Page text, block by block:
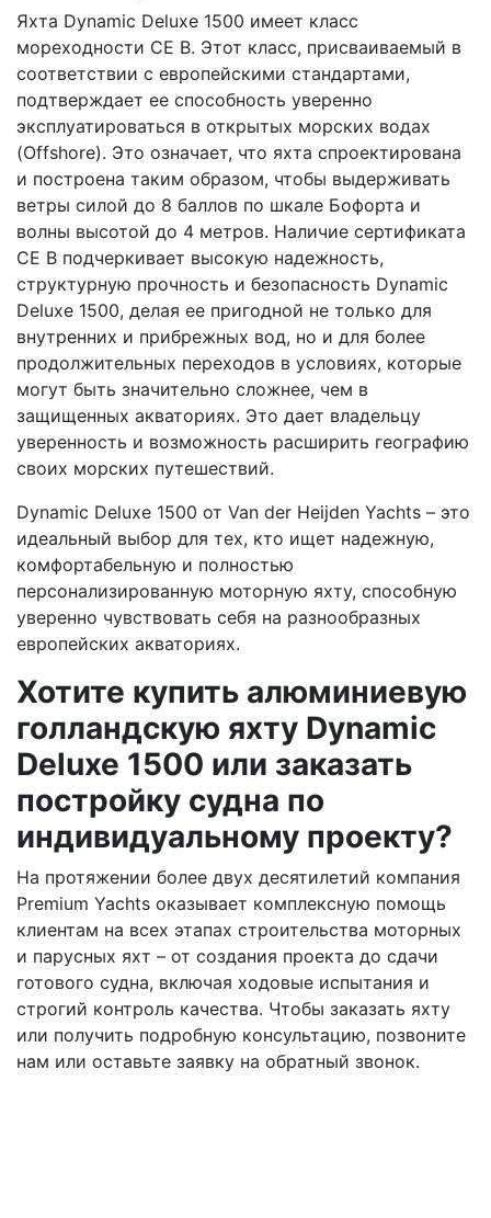
Яхта Dynamic Deluxe 1500 имеет класс
мореходности CE B. Этот класс, присваиваемый в
соответствии с европейскими стандартами,
подтверждает ее способность уверенно
эксплуатироваться в открытых морских водах
(Offshore). Это означает, что яхта спроектирована
и построена таким образом, чтобы выдерживать
ветры силой до 8 баллов по шкале Бофорта и
волны высотой до 4 метров. Наличие сертификата
CE B подчеркивает высокую надежность,
структурную прочность и безопасность Dynamic
Deluxe 1500, делая ее пригодной не только для
внутренних и прибрежных вод, но и для более
продолжительных переходов в условиях, которые
могут быть значительно сложнее, чем в
защищенных акваториях. Это дает владельцу
уверенность и возможность расширить географию
своих морских путешествий.
Dynamic Deluxe 1500 от Van der Heijden Yachts – это
идеальный выбор для тех, кто ищет надежную,
комфортабельную и полностью
персонализированную моторную яхту, способную
уверенно чувствовать себя на разнообразных
европейских акваториях.
Хотите купить алюминиевую
голландскую яхту Dynamic
Deluxe 1500 или заказать
постройку судна по
индивидуальному проекту?
На протяжении более двух десятилетий компания
Premium Yachts оказывает комплексную помощь
клиентам на всех этапах строительства моторных
и парусных яхт – от создания проекта до сдачи
готового судна, включая ходовые испытания и
строгий контроль качества. Чтобы заказать яхту
или получить подробную консультацию, позвоните
нам или оставьте заявку на обратный звонок.